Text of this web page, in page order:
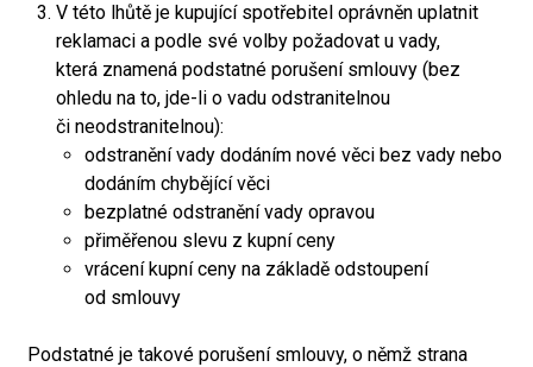
V této lhůtě je kupující spotřebitel oprávněn uplatnit
reklamaci a podle své volby požadovat u vady,
která znamená podstatné porušení smlouvy (bez
ohledu na to, jde-li o vadu odstranitelnou
či neodstranitelnou):
odstranění vady dodáním nové věci bez vady nebo
dodáním chybějící věci
bezplatné odstranění vady opravou
přiměřenou slevu z kupní ceny
vrácení kupní ceny na základě odstoupení
od smlouvy
Podstatné je takové porušení smlouvy, o němž strana